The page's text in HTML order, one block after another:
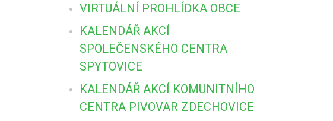
VIRTUÁLNÍ PROHLÍDKA OBCE
KALENDÁŘ AKCÍ
SPOLEČENSKÉHO CENTRA
SPYTOVICE
KALENDÁŘ AKCÍ KOMUNITNÍHO
CENTRA PIVOVAR ZDECHOVICE